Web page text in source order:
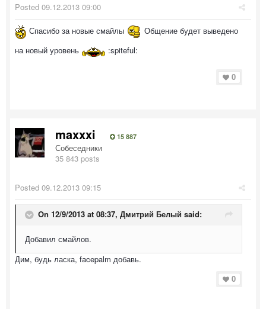
Posted 09.12.2013 09:00
Спасибо за новые смайлы
Общение будет выведено
на новый уровень
:spiteful:
0
maxxxi 15 887
Собеседники
35 843 posts
Posted 09.12.2013 09:15
On 12/9/2013 at 08:37, Дмитрий Белый said:
Добавил смайлов.
Дим, будь ласка, facepalm добавь.
0